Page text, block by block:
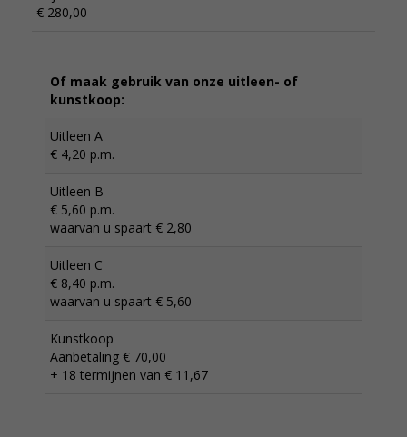
€ 280,00
Of maak gebruik van onze uitleen- of
kunstkoop:
Uitleen A
€ 4,20 p.m.
Uitleen B
€ 5,60 p.m.
waarvan u spaart € 2,80
Uitleen C
€ 8,40 p.m.
waarvan u spaart € 5,60
Kunstkoop
Aanbetaling € 70,00
+ 18 termijnen van € 11,67